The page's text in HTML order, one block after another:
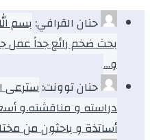
حنان القرافي: بسم
بحث ضخم رائع جداً عمل
و…
حنان توونت:سترعى
دراسته و مناقشته.و
أساتذة و باحثون من